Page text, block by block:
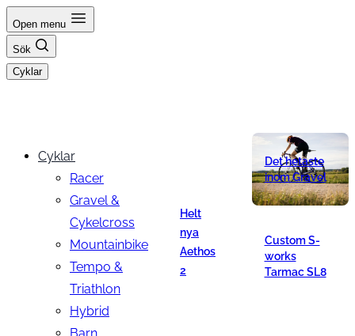
Hoppa
till
innehåll
Open menu
Sök
Cyklar
Cyklar
Racer
Gravel &
Cykelcross
Mountainbike
Tempo &
Triathlon
Hybrid
Helt
nya
Aethos
2
Det hetaste
inom Gravel
Custom S-
works
Tarmac SL8